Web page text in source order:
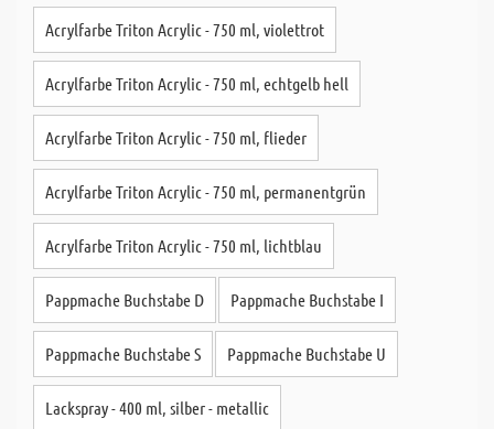
Acrylfarbe Triton Acrylic - 750 ml, violettrot
Acrylfarbe Triton Acrylic - 750 ml, echtgelb hell
Acrylfarbe Triton Acrylic - 750 ml, flieder
Acrylfarbe Triton Acrylic - 750 ml, permanentgrün
Acrylfarbe Triton Acrylic - 750 ml, lichtblau
Pappmache Buchstabe D Pappmache Buchstabe I
Pappmache Buchstabe S Pappmache Buchstabe U
Lackspray - 400 ml, silber - metallic